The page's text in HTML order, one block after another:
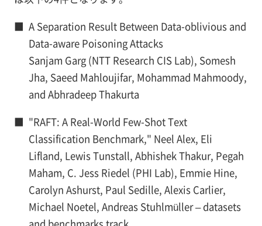
■ A Separation Result Between Data-oblivious and
Data-aware Poisoning Attacks
Sanjam Garg (NTT Research CIS Lab), Somesh
Jha, Saeed Mahloujifar, Mohammad Mahmoody,
and Abhradeep Thakurta
■ "RAFT: A Real-World Few-Shot Text
Classification Benchmark," Neel Alex, Eli
Lifland, Lewis Tunstall, Abhishek Thakur, Pegah
Maham, C. Jess Riedel (PHI Lab), Emmie Hine,
Carolyn Ashurst, Paul Sedille, Alexis Carlier,
Michael Noetel, Andreas Stuhlmüller – datasets